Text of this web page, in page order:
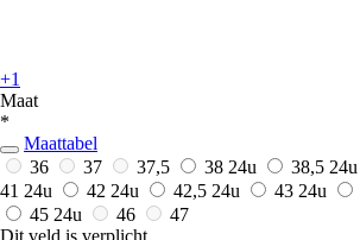
+1
Maat
*
Maattabel
36
37 37,5 38 24u 38,5 24u
41 24u 42 24u 42,5 24u 43 24u
45 24u 46
47